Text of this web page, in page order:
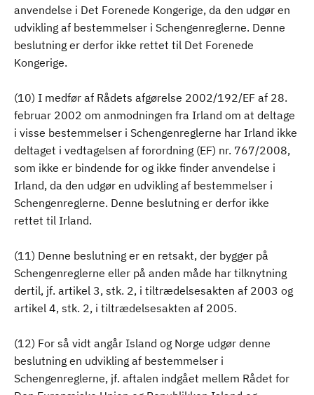
anvendelse i Det Forenede Kongerige, da den udgør en
udvikling af bestemmelser i Schengenreglerne. Denne
beslutning er derfor ikke rettet til Det Forenede
Kongerige.
(10) I medfør af Rådets afgørelse 2002/192/EF af 28.
februar 2002 om anmodningen fra Irland om at deltage
i visse bestemmelser i Schengenreglerne har Irland ikke
deltaget i vedtagelsen af forordning (EF) nr. 767/2008,
som ikke er bindende for og ikke finder anvendelse i
Irland, da den udgør en udvikling af bestemmelser i
Schengenreglerne. Denne beslutning er derfor ikke
rettet til Irland.
(11) Denne beslutning er en retsakt, der bygger på
Schengenreglerne eller på anden måde har tilknytning
dertil, jf. artikel 3, stk. 2, i tiltrædelsesakten af 2003 og
artikel 4, stk. 2, i tiltrædelsesakten af 2005.
(12) For så vidt angår Island og Norge udgør denne
beslutning en udvikling af bestemmelser i
Schengenreglerne, jf. aftalen indgået mellem Rådet for